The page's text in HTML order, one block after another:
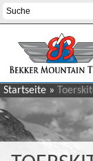
Startseite »